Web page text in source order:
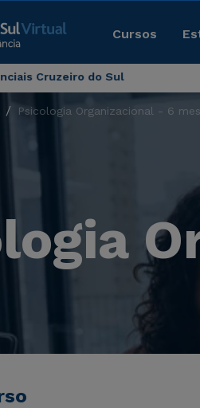
Cursos
Cruzeiro do Sul
Psicologia Organizacional - 6